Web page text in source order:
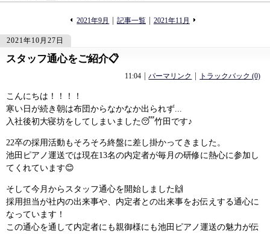
«
2021年9月 記事一覧 2021年11月
2021年10月27日
スタッフ通心をご紹介📋
11:04 パーマリンク トラックバック (0)
こんにちは！！！！
寒い日が続き朝は布団からなかなか出られず...
入社後初大寝坊をしてしまいました😴竹田です♪
22卒の採用活動もそろそろ終盤に差し掛かってきました。
池田ピアノ運送では現在13名の内定者が毎月の研修に熱心に参加し
てくれています😊
そして今月からスタッフ通心を開始しました🙌
採用担当が社内の出来事や、内定者との出来事をお伝えする通心に
なっています！
この通心を通して内定者にも親御様にも池田ピアノ運送の魅力が伝